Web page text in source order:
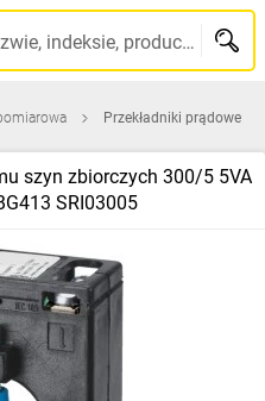
Szukaj po nazwie, indeksie, producencie, kodzie kreskowym...
Przekładniki prądowe
szyn zbiorczych 300/5 5VA
SRI03005